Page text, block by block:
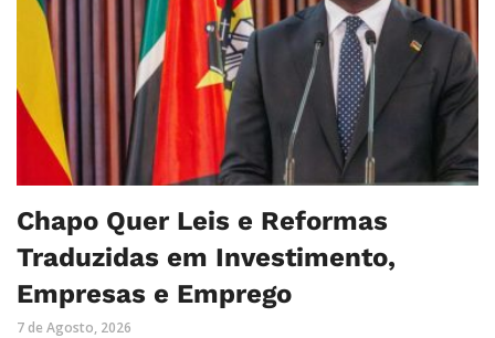
Chapo Quer Leis e Reformas
Traduzidas em Investimento,
Empresas e Emprego
7 de Agosto, 2026